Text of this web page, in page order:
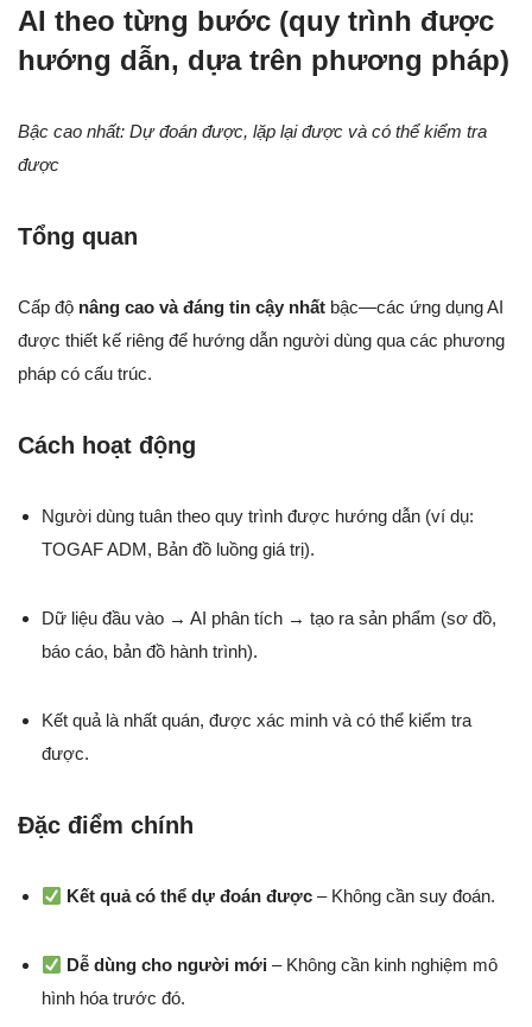
AI theo từng bước (quy trình được
hướng dẫn, dựa trên phương pháp)
Bậc cao nhất: Dự đoán được, lặp lại được và có thể kiểm tra
được
Tổng quan
Cấp độ nâng cao và đáng tin cậy nhất bậc—các ứng dụng AI
được thiết kế riêng để hướng dẫn người dùng qua các phương
pháp có cấu trúc.
Cách hoạt động
Người dùng tuân theo quy trình được hướng dẫn (ví dụ:
TOGAF ADM, Bản đồ luồng giá trị).
Dữ liệu đầu vào → AI phân tích → tạo ra sản phẩm (sơ đồ,
báo cáo, bản đồ hành trình).
Kết quả là nhất quán, được xác minh và có thể kiểm tra
được.
Đặc điểm chính
Kết quả có thể dự đoán được – Không cần suy đoán.
Dễ dùng cho người mới – Không cần kinh nghiệm mô
hình hóa trước đó.